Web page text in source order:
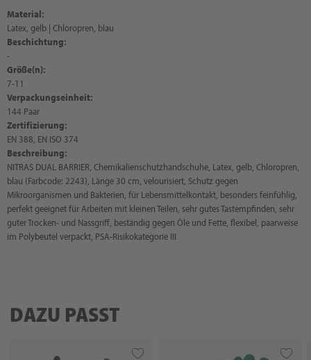
Material:
Latex, gelb | Chloropren, blau
Beschichtung:
-
Größe(n):
7-11
Verpackungseinheit:
144 Paar
Zertifizierung:
EN 388, EN ISO 374
Beschreibung:
NITRAS DUAL BARRIER, Chemikalienschutzhandschuhe, Latex, gelb, Chloropren,
blau (Farbcode: 2243), Länge 30 cm, velourisiert, Schutz gegen
Mikroorganismen und Bakterien, für Lebensmittelkontakt, besonders feinfühlig,
perfekt geeignet für Arbeiten mit kleinen Teilen, sehr gutes Tastempfinden, sehr
guter Trocken- und Nassgriff, beständig gegen Öle und Fette, flexibel, paarweise
im Polybeutel verpackt, PSA-Risikokategorie III
DAZU PASST